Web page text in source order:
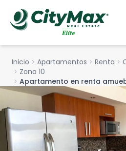
Inicio chevron_right Apartamentos chevron_right Renta chevron_right
chevron_right Zona 10
chevron_right Apartamento en renta